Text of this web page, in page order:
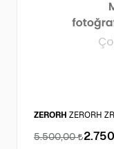
ZERORH ZERORH
5.500,00